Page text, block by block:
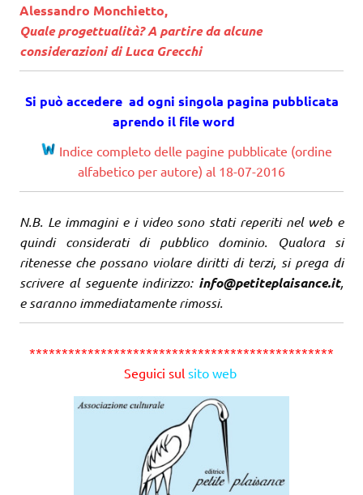
Alessandro Monchietto,
Quale progettualità? A partire da alcune
considerazioni di Luca Grecchi
Si può accedere ad ogni singola pagina pubblicata
aprendo il file word
Indice completo delle pagine pubblicate (ordine
alfabetico per autore) al 18-07-2016
N.B. Le immagini e i video sono stati reperiti nel web e
quindi considerati di pubblico dominio. Qualora si
ritenesse che possano violare diritti di terzi, si prega di
scrivere al seguente indirizzo: info@petiteplaisance.it,
e saranno immediatamente rimossi.
***********************************************
Seguici sul sito web